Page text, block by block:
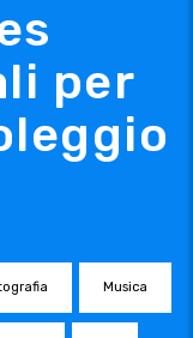
per
Musica